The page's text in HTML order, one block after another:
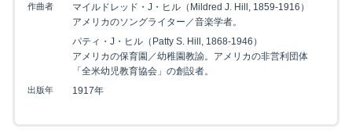
作曲者
マイルドレッド・J・ヒル（Mildred J. Hill, 1859-1916）
アメリカのソングライター／音楽学者。
パティ・J・ヒル（Patty S. Hill, 1868-1946）
アメリカの保育園／幼稚園教諭。アメリカの非営利団体
「全米幼児教育協会」の創設者。
出版年 1917年